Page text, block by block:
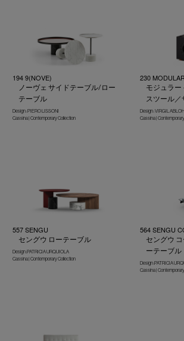
194 9(NOVE)
ノーヴェ サイドテーブル/ロー
テーブル
Design : PIERO LISSONI
Cassina | Contemporary Collection
230
モジュラー
スツール
Design : VIRGIL ABLOH
Cassina |
557 SENGU
セングウ ローテーブル
Design :PATRICIA URQUIOLA
Cassina | Contemporary Collection
564 SENGU
セングウ
ーテーブル
Design :PATRICIA
Cassina |